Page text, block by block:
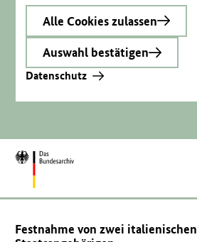
Alle Cookies zulassen
Auswahl bestätigen
Datenschutz
Zur
Festnahme von zwei italienischen